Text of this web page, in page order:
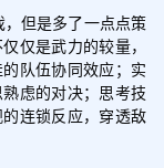
但是多了一点点策
仅是武力的较量，
队伍协同效应；实
虑的对决；思考技
连锁反应，穿透敌